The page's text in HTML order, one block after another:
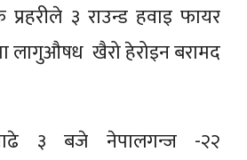
३ राउन्ड हवाइ फायर
लागुऔषध खैरो हेरोइन बरामद
३ बजे नेपालगन्ज -२२